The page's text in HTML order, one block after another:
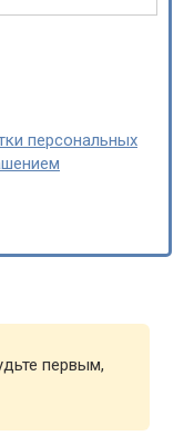
персональных
первым,